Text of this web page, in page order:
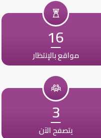
16
مواقع بالإنتظار
3
يتصفح الآن